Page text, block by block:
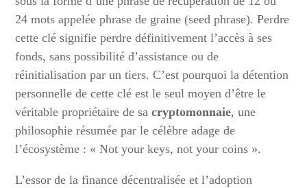
24 mots appelée phrase de graine (seed phrase). Perdre
cette clé signifie perdre définitivement l’accès à ses
fonds, sans possibilité d’assistance ou de
réinitialisation par un tiers. C’est pourquoi la détention
personnelle de cette clé est le seul moyen d’être le
véritable propriétaire de sacryptomonnaie, une
philosophie résumée par le célèbre adage de
l’écosystème : « Not your keys, not your coins ».
L’essor de la finance décentralisée et l’adoption